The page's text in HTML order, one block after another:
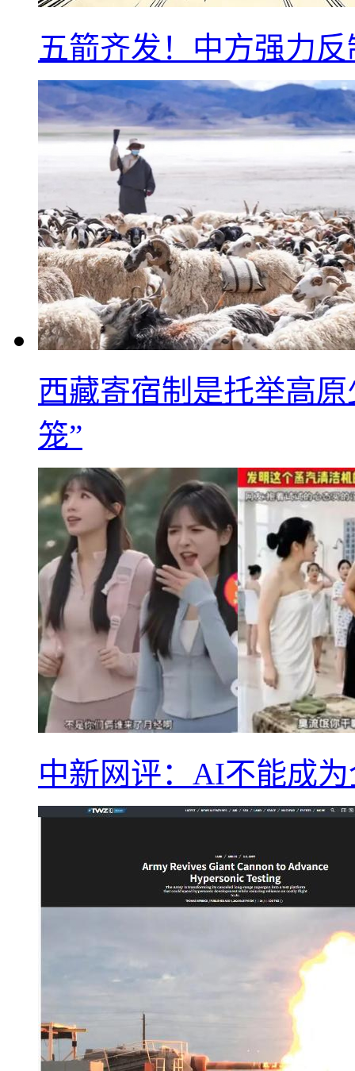
五箭齐发！中方强力
西藏寄宿制是托举高
笼”
中新网评：AI不能成